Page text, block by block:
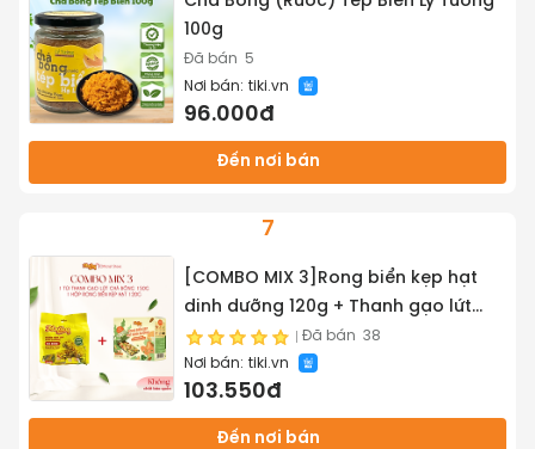
100g
Đã bán 5
Nơi bán: tiki.vn
96.000đ
Đến nơi bán
7
[COMBO MIX 3]Rong biển kẹp hạt
dinh dưỡng 120g + Thanh gạo lứt
chà bông/rong biển mix hạt 150g
Mailey
Đã bán 38
Nơi bán: tiki.vn
103.550đ
Đến nơi bán